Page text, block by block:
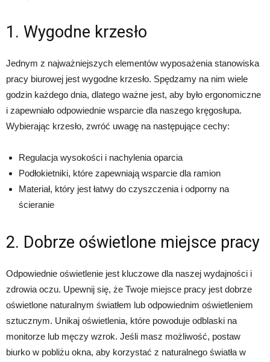
1. Wygodne krzesło
Jednym z najważniejszych elementów wyposażenia stanowiska
pracy biurowej jest wygodne krzesło. Spędzamy na nim wiele
godzin każdego dnia, dlatego ważne jest, aby było ergonomiczne
i zapewniało odpowiednie wsparcie dla naszego kręgosłupa.
Wybierając krzesło, zwróć uwagę na następujące cechy:
Regulacja wysokości i nachylenia oparcia
Podłokietniki, które zapewniają wsparcie dla ramion
Materiał, który jest łatwy do czyszczenia i odporny na
ścieranie
2. Dobrze oświetlone miejsce pracy
Odpowiednie oświetlenie jest kluczowe dla naszej wydajności i
zdrowia oczu. Upewnij się, że Twoje miejsce pracy jest dobrze
oświetlone naturalnym światłem lub odpowiednim oświetleniem
sztucznym. Unikaj oświetlenia, które powoduje odblaski na
monitorze lub męczy wzrok. Jeśli masz możliwość, postaw
biurko w pobliżu okna, aby korzystać z naturalnego światła w